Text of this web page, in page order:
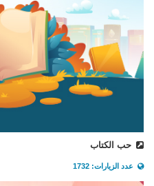
حب الكتاب
عدد الزيارات: 1732